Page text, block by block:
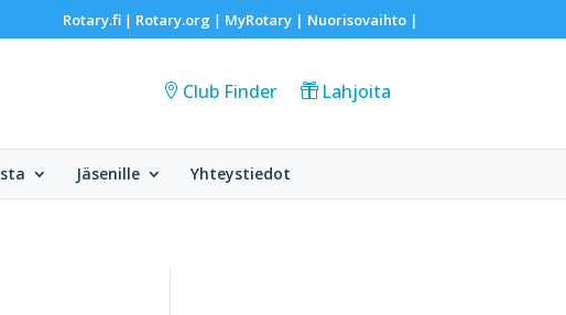
Rotary.fi| Rotary.org | MyRotary | Nuorisovaihto|
Club Finder Lahjoita
Jäsenille Yhteystiedot